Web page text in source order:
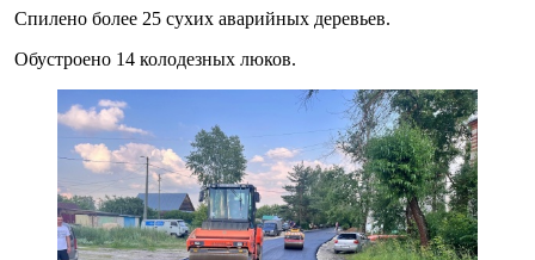
­ Спилено более 25 сухих аварийных деревьев.
­ Обустроено 14 колодезных люков.